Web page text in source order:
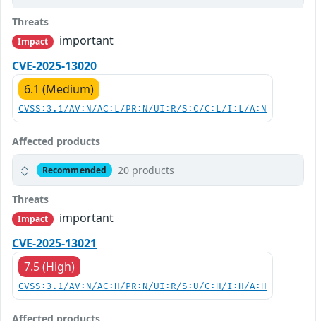
Threats
Impact
important
CVE-2025-13020
6.1 (Medium)
CVSS:3.1/AV:N/AC:L/PR:N/UI:R/S:C/C:L/I:L/A:N
Affected products
Recommended 20 products
Threats
Impact
important
CVE-2025-13021
7.5 (High)
CVSS:3.1/AV:N/AC:H/PR:N/UI:R/S:U/C:H/I:H/A:H